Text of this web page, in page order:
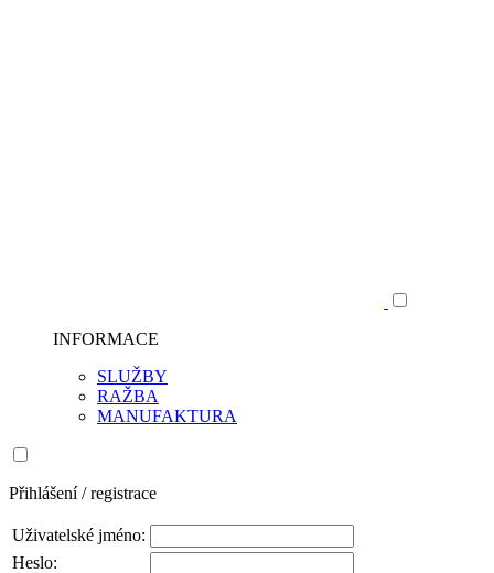
INFORMACE
SLUŽBY
RAŽBA
MANUFAKTURA
Přihlášení / registrace
Uživatelské jméno:
Heslo: